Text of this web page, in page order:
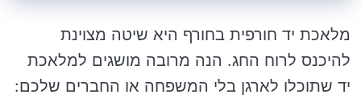
מלאכת יד חורפית בחורף היא שיטה מצוינת
להיכנס לרוח החג. הנה מרובה מושגים למלאכת
יד שתוכלו לארגן בלי המשפחה או החברים שלכם: